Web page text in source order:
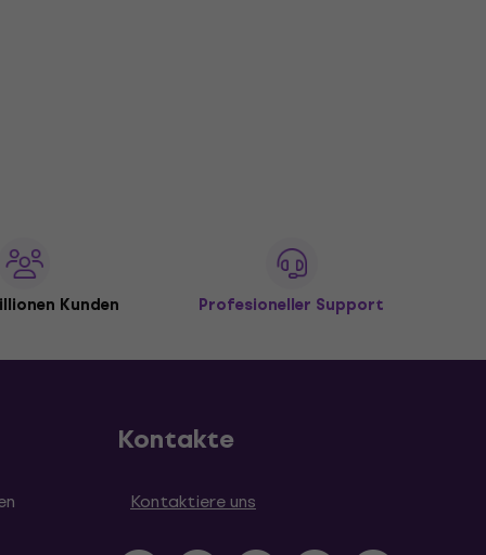
Kunden Profesioneller Support
Kontakte
Kontaktiere uns